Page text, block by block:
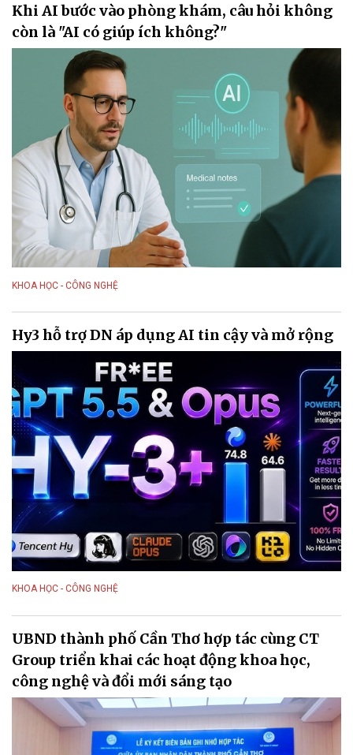
Khi AI bước vào phòng khám, câu hỏi không
còn là "AI có giúp ích không?"
KHOA HỌC - CÔNG NGHỆ
Hy3 hỗ trợ DN áp dụng AI tin cậy và mở rộng
KHOA HỌC - CÔNG NGHỆ
UBND thành phố Cần Thơ hợp tác cùng CT
Group triển khai các hoạt động khoa học,
công nghệ và đổi mới sáng tạo